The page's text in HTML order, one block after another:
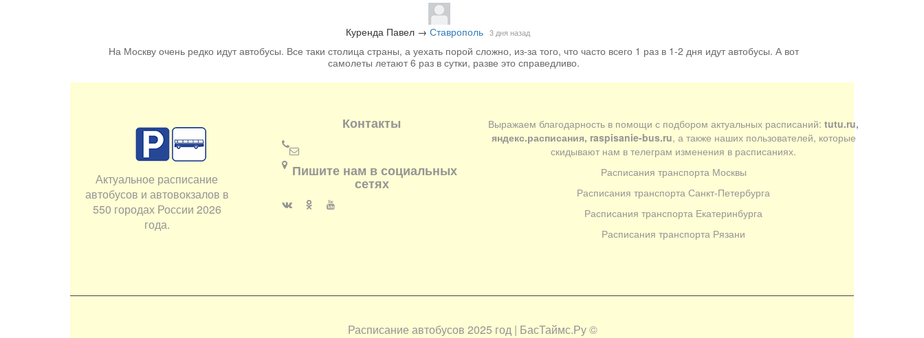
Куренда Павел→ Ставрополь 3 дня назад
На Москву очень редко идут автобусы. Все таки столица страны, а уехать порой сложно, из-за того, что часто всего 1 раз в 1-2 дня идут автобусы. А вот
самолеты летают 6 раз в сутки, разве это справедливо.
Актуальное расписание
автобусов и автовокзалов в
550 городах России 2026
года.
Контакты
Пишите нам в социальных
сетях
Выражаем благодарность в помощи с подбором актуальных расписаний: tutu.ru,
яндекс.расписания, raspisanie-bus.ru, а также наших пользователей, которые
скидывают нам в телеграм изменения в расписаниях.
Расписания транспорта Москвы
Расписания транспорта Санкт-Петербурга
Расписания транспорта Екатеринбурга
Расписания транспорта Рязани
Расписание автобусов 2025 год | БасТаймс.Ру©